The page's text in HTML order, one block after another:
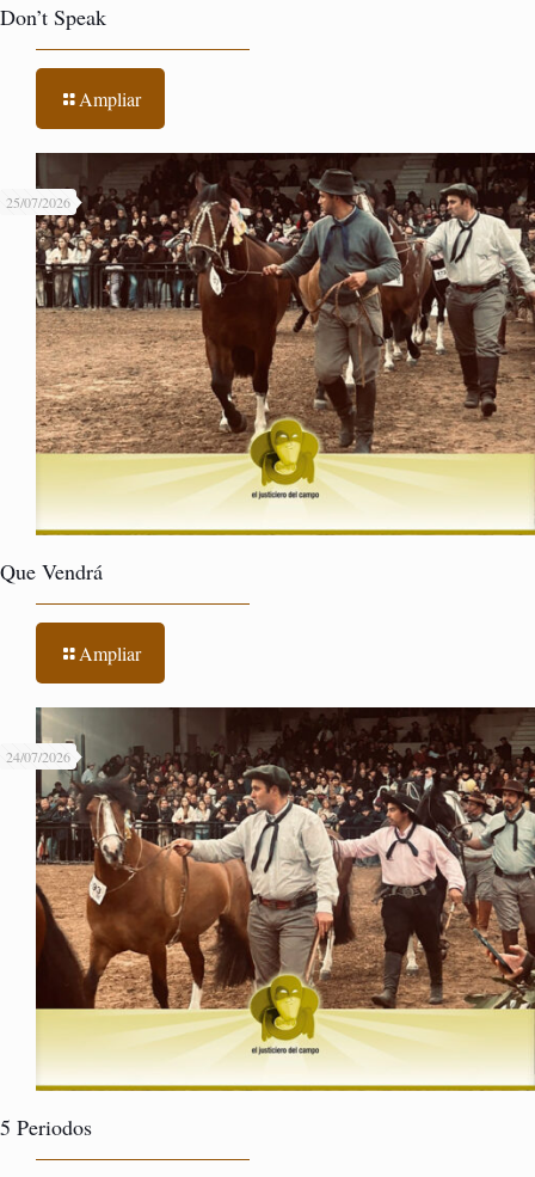
Don’t Speak
Ampliar
25/07/2026
Que Vendrá
Ampliar
24/07/2026
5 Periodos